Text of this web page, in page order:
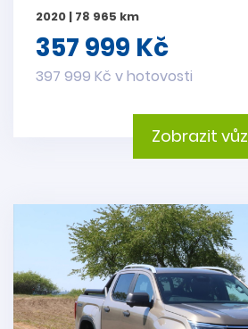
2020 | 78 965 km
357 999 Kč
397 999 Kč v hotovosti
Zobrazit vůz